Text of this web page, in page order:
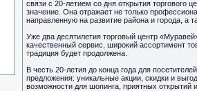
связи с 20-летием со дня открытия торгового
значение. Она отражает не только
направленную на развитие района и города, а
Уже два десятилетия торговый центр
качественный сервис, широкий ассортимент
традиция будет продолжена.
В честь 20-летия до конца года для
предложения: уникальные акции, скидки и
возможности для шопинга, приятных